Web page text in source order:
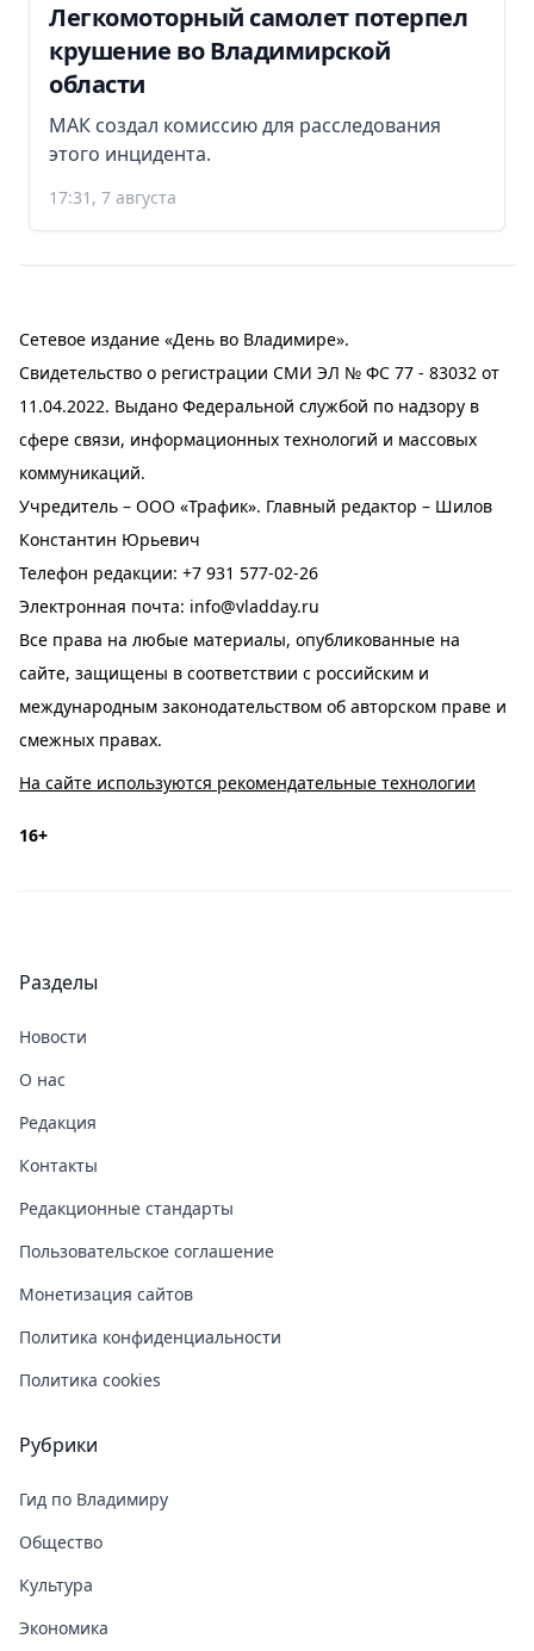
Легкомоторный самолет потерпел
крушение во Владимирской
области
МАК создал комиссию для расследования
этого инцидента.
17:31, 7 августа
Сетевое издание «День во Владимире».
Свидетельство о регистрации СМИ ЭЛ № ФС 77 - 83032 от
11.04.2022. Выдано Федеральной службой по надзору в
сфере связи, информационных технологий и массовых
коммуникаций.
Учредитель – ООО «Трафик». Главный редактор – Шилов
Константин Юрьевич
Телефон редакции: +7 931 577-02-26
Электронная почта: info@vladday.ru
Все права на любые материалы, опубликованные на
сайте, защищены в соответствии с российским и
международным законодательством об авторском праве и
смежных правах.
На сайте используются рекомендательные технологии
16+
Разделы
Новости
О нас
Редакция
Контакты
Редакционные стандарты
Пользовательское соглашение
Монетизация сайтов
Политика конфиденциальности
Политика cookies
Рубрики
Гид по Владимиру
Общество
Культура
Экономика